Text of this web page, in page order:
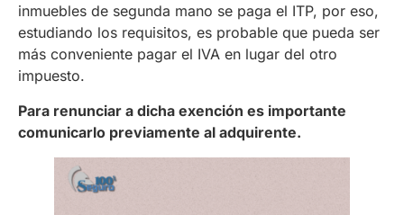
inmuebles de segunda mano se paga el ITP, por eso,
estudiando los requisitos, es probable que pueda ser
más conveniente pagar el IVA en lugar del otro
impuesto.
Para renunciar a dicha exención es importante
comunicarlo previamente al adquirente.